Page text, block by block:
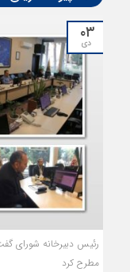
۰۳
دی
رئیس دبیرخانه
مطرح کرد